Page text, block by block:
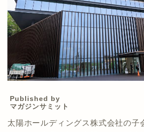
Published by
マガジンサミット
太陽ホールディングス株式会社の子